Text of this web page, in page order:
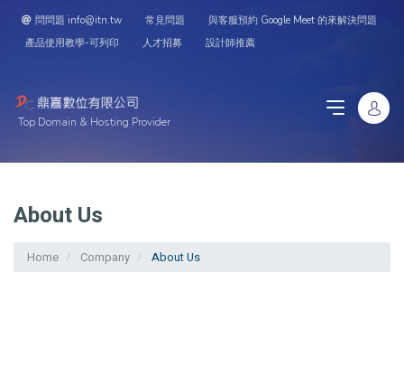
問問題 info@itn.tw 常見問題
與客服預約 Google Meet 的來解決問題
產品使用教學-可列印
人才招募 設計師推薦
Top Domain & Hosting Provider
About Us
Home Company About Us